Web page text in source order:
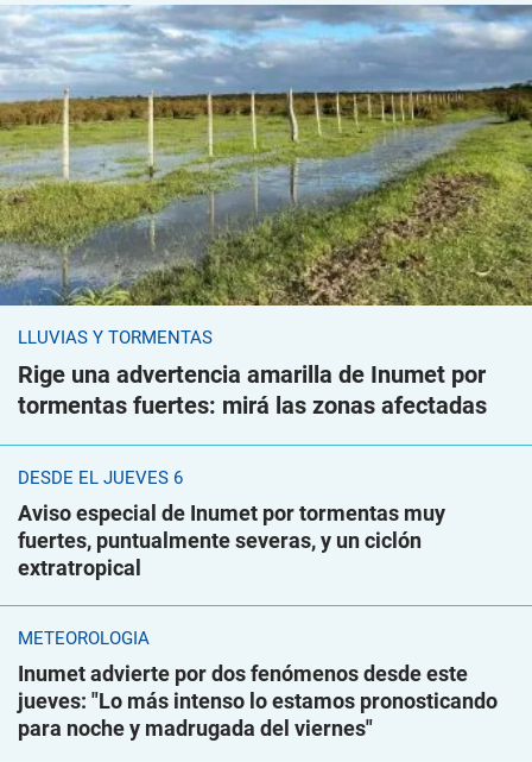
LLUVIAS Y TORMENTAS
Rige una advertencia amarilla de Inumet por
tormentas fuertes: mirá las zonas afectadas
DESDE EL JUEVES 6
Aviso especial de Inumet por tormentas muy
fuertes, puntualmente severas, y un ciclón
extratropical
METEOROLOGÍA
Inumet advierte por dos fenómenos desde este
jueves: "Lo más intenso lo estamos pronosticando
para noche y madrugada del viernes"